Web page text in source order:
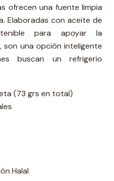
ofrecen una fuente limpia
Elaboradas con aceite de
para apoyar la
son una opción inteligente
buscan un refrigerio
(73 grs en total)
Halal